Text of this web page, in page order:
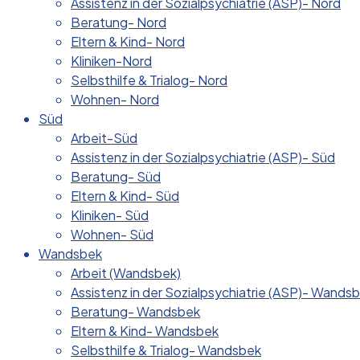
Beratung- Nord
Eltern & Kind- Nord
Kliniken-Nord
Selbsthilfe & Trialog- Nord
Wohnen- Nord
Süd
Arbeit-Süd
Assistenz in der Sozialpsychiatrie (ASP)- Süd
Beratung- Süd
Eltern & Kind- Süd
Kliniken- Süd
Wohnen- Süd
Wandsbek
Arbeit (Wandsbek)
Assistenz in der Sozialpsychiatrie (ASP)-
Beratung- Wandsbek
Eltern & Kind- Wandsbek
Selbsthilfe & Trialog- Wandsbek